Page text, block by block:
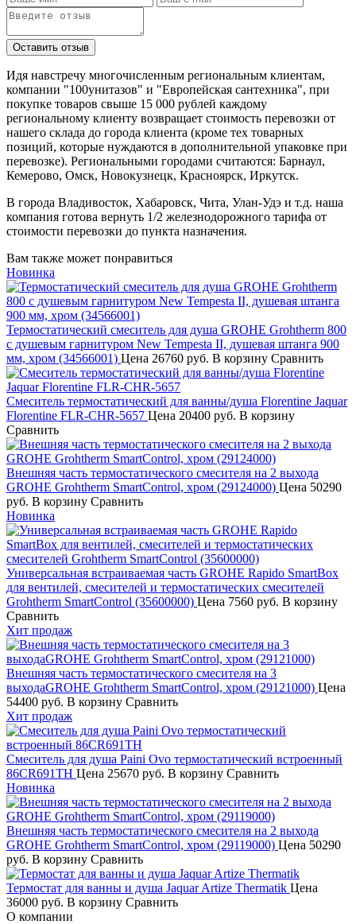
Идя навстречу многочисленным региональным клиентам,
компании "100унитазов" и "Европейская сантехника", при
покупке товаров свыше 15 000 рублей каждому
региональному клиенту возвращает стоимость перевозки от
нашего склада до города клиента (кроме тех товарных
позиций, которые нуждаются в дополнительной упаковке при
перевозке). Региональными городами считаются: Барнаул,
Кемерово, Омск, Новокузнецк, Красноярск, Иркутск.
В города Владивосток, Хабаровск, Чита, Улан-Удэ и т.д. наша
компания готова вернуть 1/2 железнодорожного тарифа от
стоимости перевозки до пункта назначения.
Вам также может понравиться
Новинка
Термостатический смеситель для душа GROHE Grohtherm 800
с душевым гарнитуром New Tempesta II, душевая штанга 900
мм, хром (34566001) Цена 26760 руб. В корзину Сравнить
Смеситель термостатический для ванны/душа Florentine Jaquar
Florentine FLR-CHR-5657 Цена 20400 руб. В корзину
Сравнить
Внешняя часть термостатического смесителя на 2 выхода
GROHE Grohtherm SmartControl, хром (29124000) Цена 50290
руб. В корзину Сравнить
Новинка
Универсальная встраиваемая часть GROHE Rapido SmartBox
для вентилей, смесителей и термостатических смесителей
Grohtherm SmartControl (35600000) Цена 7560 руб. В корзину
Сравнить
Хит продаж
Внешняя часть термостатического смесителя на 3
выходаGROHE Grohtherm SmartControl, хром (29121000) Цена
54400 руб. В корзину Сравнить
Хит продаж
Смеситель для душа Paini Ovo термостатический встроенный
86CR691TH Цена 25670 руб. В корзину Сравнить
Новинка
Внешняя часть термостатического смесителя на 2 выхода
GROHE Grohtherm SmartControl, хром (29119000) Цена 50290
руб. В корзину Сравнить
Термостат для ванны и душа Jaquar Artize Thermatik Цена
36000 руб. В корзину Сравнить
О компании